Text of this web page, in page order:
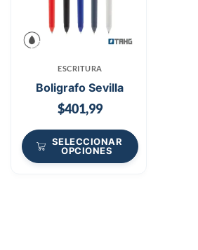
ESCRITURA
Boligrafo Sevilla
$401,99
SELECCIONAR
OPCIONES